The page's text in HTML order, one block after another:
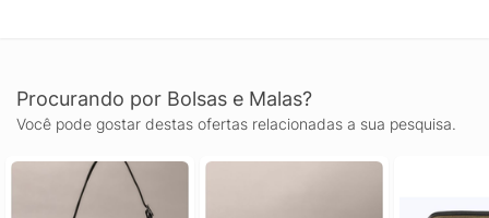
Procurando por Bolsas e Malas?
Você pode gostar destas ofertas relacionadas a sua pesquisa.